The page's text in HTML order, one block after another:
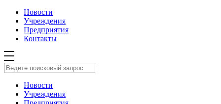
Новости
Учреждения
Предприятия
Контакты
Новости
Учреждения